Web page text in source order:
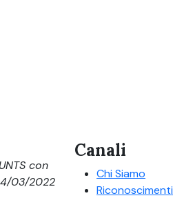
con
03/2022
Canali
Chi Siamo
Riconoscimenti